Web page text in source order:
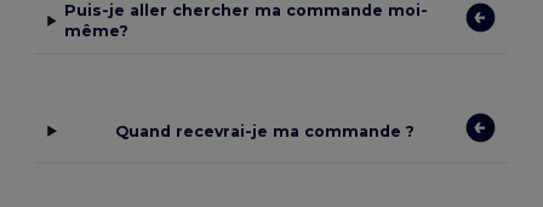
Puis-je aller chercher ma commande moi-
même?
Quand recevrai-je ma commande ?